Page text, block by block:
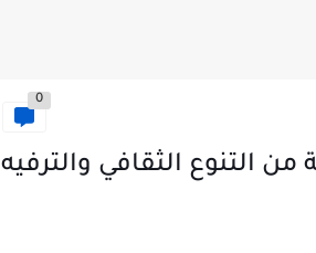
0
2025: سيمفونية من التنوع الثقافي والترفيه